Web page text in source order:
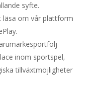
syfte.
läsa om vår plattform
inom sportspel,
tillväxtmöjligheter